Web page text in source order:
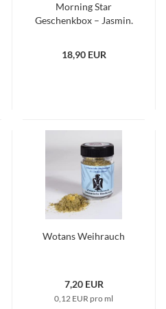
Morning Star
Geschenkbox – Jasmin,
18,90 EUR
Wotans Weihrauch
7,20 EUR
0,12 EUR pro ml